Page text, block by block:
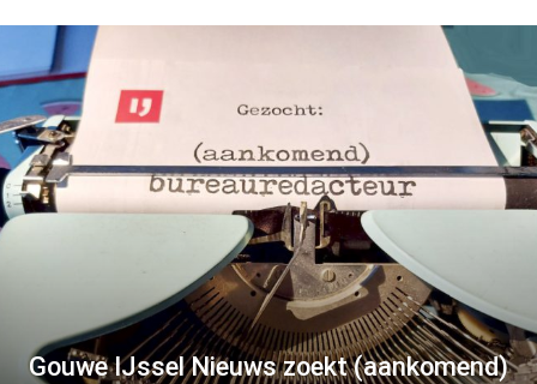
Gouwe IJssel Nieuws zoekt (aankomend)